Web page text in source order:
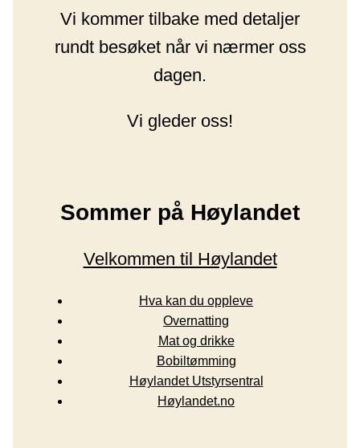
Vi kommer tilbake med detaljer
rundt besøket når vi nærmer oss
dagen.
Vi gleder oss!
Sommer på Høylandet
Velkommen til Høylandet
Hva kan du oppleve
Overnatting
Mat og drikke
Bobiltømming
Høylandet Utstyrsentral
Høylandet.no